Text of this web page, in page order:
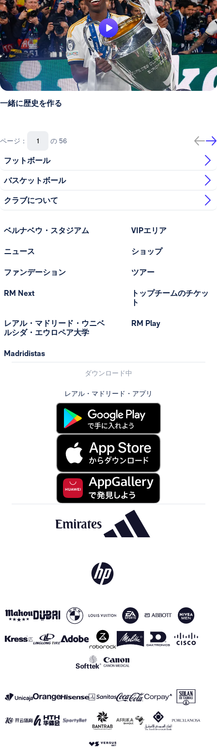
一緒に歴史を作る
ページ： の 56
フットボール
バスケットボール
クラブについて
ベルナベウ・スタジアム
ニュース
ファンデーション
RM Next
レアル・マドリード・ウニベ
ルシダ・エウロペア大学
Madridistas
VIPエリア
ショップ
ツアー
トップチームのチケッ
ト
RM Play
ダウンロード中
レアル・マドリード・アプリ